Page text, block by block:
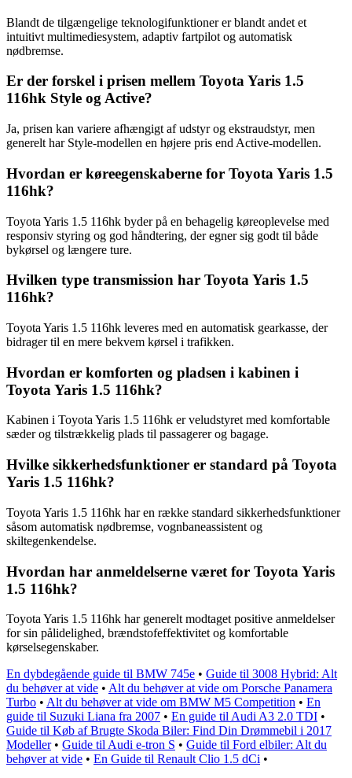
Blandt de tilgængelige teknologifunktioner er blandt andet et
intuitivt multimediesystem, adaptiv fartpilot og automatisk
nødbremse.
Er der forskel i prisen mellem Toyota Yaris 1.5
116hk Style og Active?
Ja, prisen kan variere afhængigt af udstyr og ekstraudstyr, men
generelt har Style-modellen en højere pris end Active-modellen.
Hvordan er køreegenskaberne for Toyota Yaris 1.5
116hk?
Toyota Yaris 1.5 116hk byder på en behagelig køreoplevelse med
responsiv styring og god håndtering, der egner sig godt til både
bykørsel og længere ture.
Hvilken type transmission har Toyota Yaris 1.5
116hk?
Toyota Yaris 1.5 116hk leveres med en automatisk gearkasse, der
bidrager til en mere bekvem kørsel i trafikken.
Hvordan er komforten og pladsen i kabinen i
Toyota Yaris 1.5 116hk?
Kabinen i Toyota Yaris 1.5 116hk er veludstyret med komfortable
sæder og tilstrækkelig plads til passagerer og bagage.
Hvilke sikkerhedsfunktioner er standard på Toyota
Yaris 1.5 116hk?
Toyota Yaris 1.5 116hk har en række standard sikkerhedsfunktioner
såsom automatisk nødbremse, vognbaneassistent og
skiltegenkendelse.
Hvordan har anmeldelserne været for Toyota Yaris
1.5 116hk?
Toyota Yaris 1.5 116hk har generelt modtaget positive anmeldelser
for sin pålidelighed, brændstofeffektivitet og komfortable
kørselsegenskaber.
En dybdegående guide til BMW 745e • Guide til 3008 Hybrid: Alt
du behøver at vide • Alt du behøver at vide om Porsche Panamera
Turbo • Alt du behøver at vide om BMW M5 Competition • En
guide til Suzuki Liana fra 2007 • En guide til Audi A3 2.0 TDI •
Guide til Køb af Brugte Skoda Biler: Find Din Drømmebil i 2017
Modeller• Guide til Audi e-tron S • Guide til Ford elbiler: Alt du
behøver at vide • En Guide til Renault Clio 1.5 dCi •